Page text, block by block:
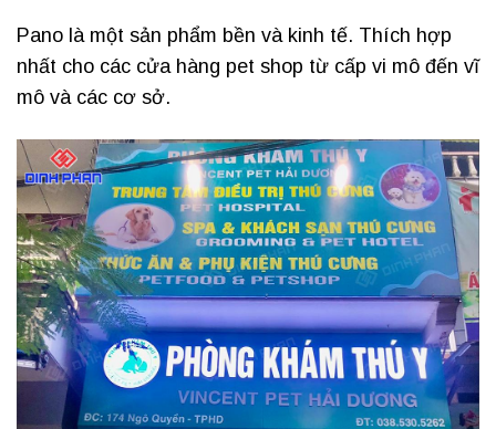
Pano là một sản phẩm bền và kinh tế. Thích hợp
nhất cho các cửa hàng pet shop từ cấp vi mô đến vĩ
mô và các cơ sở.